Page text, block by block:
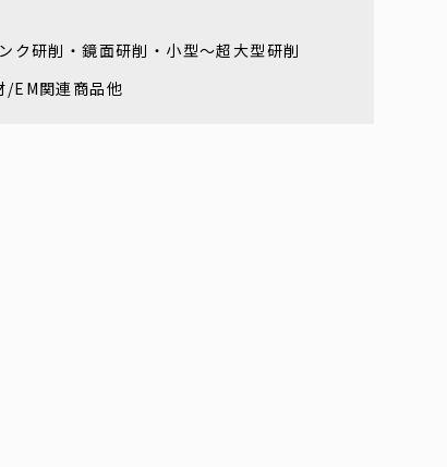
ク研削・鏡面研削・小型～超大型研削
/EM関連商品他